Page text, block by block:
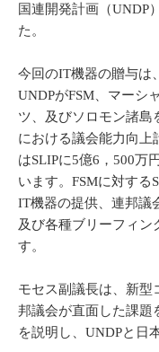
国連開発計画（UNDP
た。
今回のIT機器の贈与は
UNDPがFSM、マーシ
ツ、及びソロモン諸島
における議会能力向上
はSLIPに5億6，500万
います。FSMに対する
IT機器の提供、連邦議
及び各種ブリーフィン
す。
モセス副議長は、新型
邦議会が直面した課題
を説明し、UNDPと日